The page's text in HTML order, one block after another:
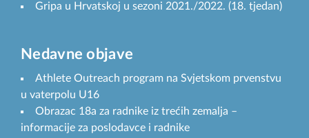
Gripa u Hrvatskoj u sezoni 2021./2022. (18. tjedan)
Nedavne objave
Athlete Outreach program na Svjetskom prvenstvu
u vaterpolu U16
Obrazac 18a za radnike iz trećih zemalja –
informacije za poslodavce i radnike